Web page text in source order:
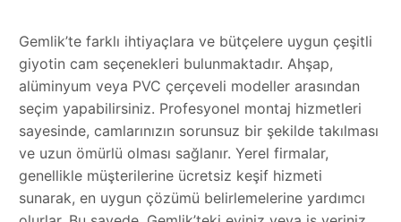
Gemlik’te farklı ihtiyaçlara ve bütçelere uygun çeşitli
giyotin cam seçenekleri bulunmaktadır. Ahşap,
alüminyum veya PVC çerçeveli modeller arasından
seçim yapabilirsiniz. Profesyonel montaj hizmetleri
sayesinde, camlarınızın sorunsuz bir şekilde takılması
ve uzun ömürlü olması sağlanır. Yerel firmalar,
genellikle müşterilerine ücretsiz keşif hizmeti
sunarak, en uygun çözümü belirlemelerine yardımcı